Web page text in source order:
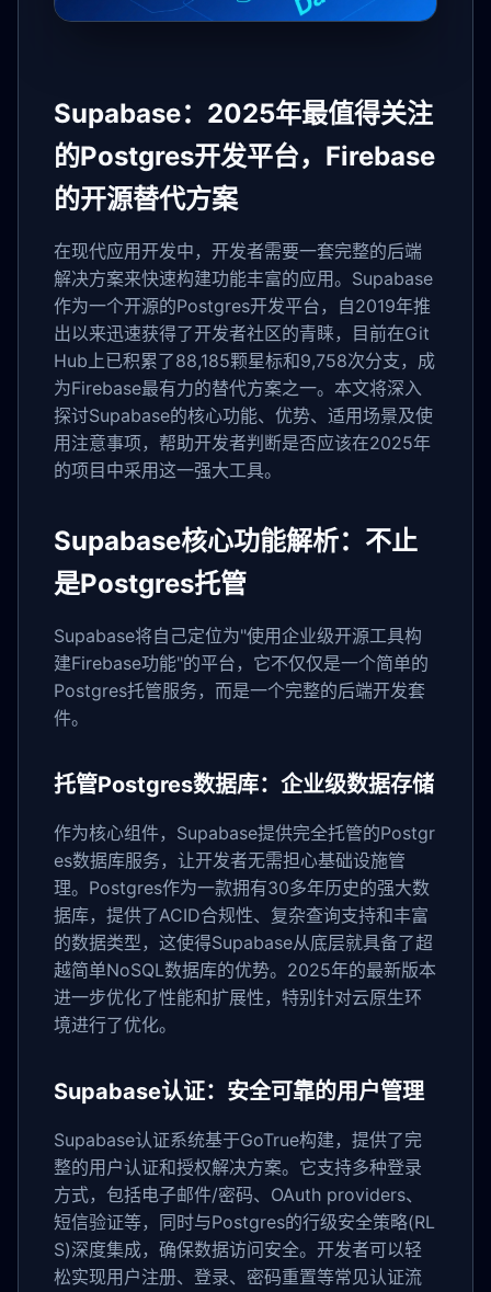
Supabase：2025年最值得关注
的Postgres开发平台，Firebase
的开源替代方案
在现代应用开发中，开发者需要一套完整的后端
解决方案来快速构建功能丰富的应用。Supabase
作为一个开源的Postgres开发平台，自2019年推
出以来迅速获得了开发者社区的青睐，目前在Git
Hub上已积累了88,185颗星标和9,758次分支，成
为Firebase最有力的替代方案之一。本文将深入
探讨Supabase的核心功能、优势、适用场景及使
用注意事项，帮助开发者判断是否应该在2025年
的项目中采用这一强大工具。
Supabase核心功能解析：不止
是Postgres托管
Supabase将自己定位为"使用企业级开源工具构
建Firebase功能"的平台，它不仅仅是一个简单的
Postgres托管服务，而是一个完整的后端开发套
件。
托管Postgres数据库：企业级数据存储
作为核心组件，Supabase提供完全托管的Postgr
es数据库服务，让开发者无需担心基础设施管
理。Postgres作为一款拥有30多年历史的强大数
据库，提供了ACID合规性、复杂查询支持和丰富
的数据类型，这使得Supabase从底层就具备了超
越简单NoSQL数据库的优势。2025年的最新版本
进一步优化了性能和扩展性，特别针对云原生环
境进行了优化。
Supabase认证：安全可靠的用户管理
Supabase认证系统基于GoTrue构建，提供了完
整的用户认证和授权解决方案。它支持多种登录
方式，包括电子邮件/密码、OAuth providers、
短信验证等，同时与Postgres的行级安全策略(RL
S)深度集成，确保数据访问安全。开发者可以轻
松实现用户注册、登录、密码重置等常见认证流